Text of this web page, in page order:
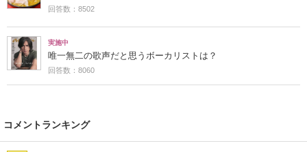
回答数：8502
実施中
唯一無二の歌声だと思うボーカリストは？
回答数：8060
コメントランキング